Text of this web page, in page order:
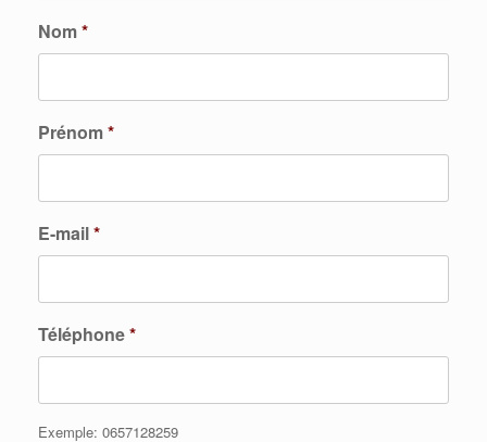
Nom*
Prénom*
E-mail*
Téléphone*
Exemple: 0657128259